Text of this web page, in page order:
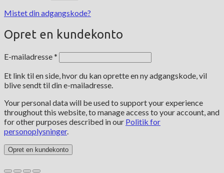
Mistet din adgangskode?
Opret en kundekonto
E-mailadresse* Påkrævet
Et link til en side, hvor du kan oprette en ny adgangskode, vil
blive sendt til din e-mailadresse.
Your personal data will be used to support your experience
throughout this website, to manage access to your account, and
for other purposes described in our Politik for
personoplysninger.
Opret en kundekonto